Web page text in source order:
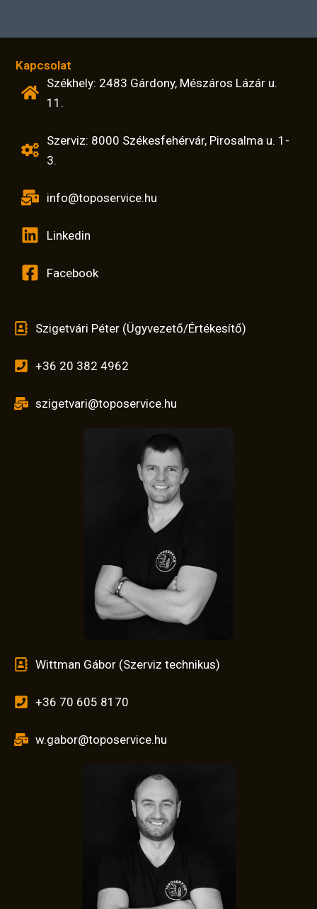
Kapcsolat
Székhely: 2483 Gárdony, Mészáros Lázár u.
11.
Szerviz: 8000 Székesfehérvár, Pirosalma u. 1-
3.
info@toposervice.hu
Linkedin
Facebook
Szigetvári Péter (Ügyvezető/Értékesítő)
+36 20 382 4962
szigetvari@toposervice.hu
Wittman Gábor (Szerviz technikus)
+36 70 605 8170
w.gabor@toposervice.hu